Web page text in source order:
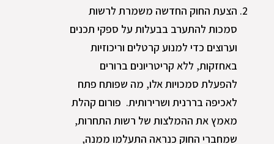
הצעת החוק החדשה משמרת לרשות
סמכות להתערב בבעלות על ספקי תכנים
וערוצים כדי למנוע קרטלים וריכוזיות
באחזקות, ללא קריטריונים ברורים
להפעלת סמכויות אלו, מה שפותח פתח
לאכיפה בררנית ושרירותית. פורום קהלת
מאמץ את ההמלצות של רשות התחרות,
שמחברי החוק כנראה התעלמו ממנה,